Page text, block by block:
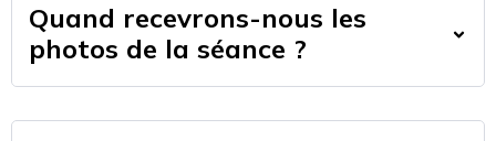
Quand recevrons-nous les
photos de la séance ?